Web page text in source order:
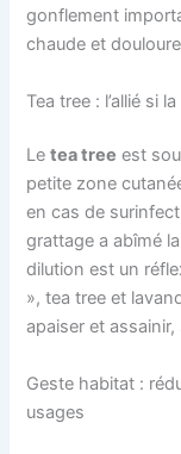
gonflement
chaude et
Tea tree : l’allié si
Letea tree est
petite zone
en cas de
grattage a abîmé
dilution est un
», tea tree et
apaiser et
Geste habitat :
usages